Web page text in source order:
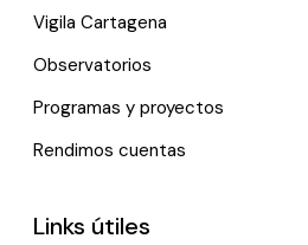
Vigila Cartagena
Observatorios
Programas y proyectos
Rendimos cuentas
Links útiles